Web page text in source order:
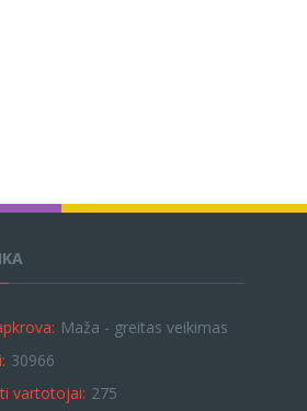
Maža - greitas veikimas
30966
vartotojai: 275